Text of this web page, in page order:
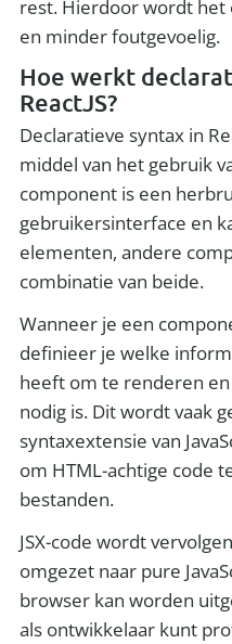
rest. Hierdoor wordt
en minder foutgevoelig.
Hoe werkt
ReactJS?
Declaratieve syntax in
middel van het gebruik
component is een
gebruikersinterface en
elementen, andere
combinatie van beide.
Wanneer je een
definieer je welke
heeft om te renderen
nodig is. Dit wordt vaak
syntaxextensie van
om HTML-achtige code
bestanden.
JSX-code wordt
omgezet naar pure
browser kan worden
als ontwikkelaar kunt